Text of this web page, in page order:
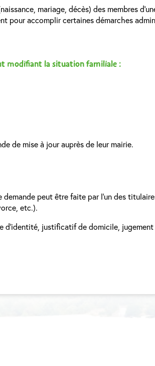
mariage, décès) des membres
pour accomplir certaines démarches
modifiant la situation familiale :
de mise à jour auprès de leur mairie.
peut être faite par l’un des
etc.).
justificatif de domicile,